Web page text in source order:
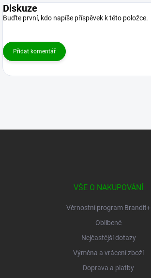
Diskuze
Buďte první, kdo napíše příspěvek k této položce.
Přidat komentář
VŠE O NAKUPOVÁNÍ
Věrnostní program Brandit+
Oblíbené
Nejčastější dotazy
Výměna a vrácení zboží
Doprava a platby